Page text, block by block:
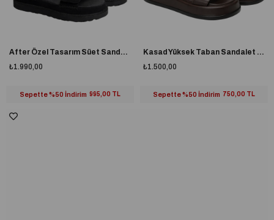
After Özel Tasarım Süet Sandalet Siyah
₺1.990,00
Sepette %50 İndirim 995,00 TL
Kasad Yüksek Taban Sandalet Kahverengi
₺1.500,00
Sepette %50 İndirim 750,00 TL